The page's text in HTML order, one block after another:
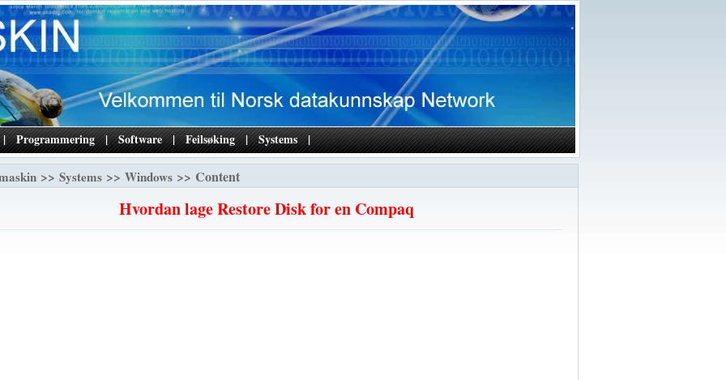
Programmering | Software | Feilsøking | Systems |
>> Systems >> Windows >> Content
Hvordan lage Restore Disk for en Compaq